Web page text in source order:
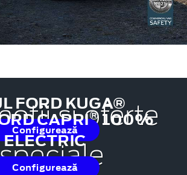
FORD KUGA®
Configurează
CAPRI®100%
ELECTRIC
Configurează
și oferte
speciale